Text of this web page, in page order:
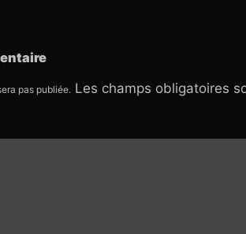
pas publiée. Les champs obligatoires